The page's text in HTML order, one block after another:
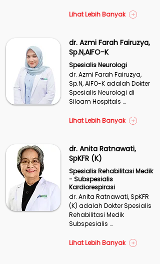
Putih. Beliau dapat
jantung dan pembuluh
darah.
Lihat Lebih Banyak
dr. Azmi Farah Fairuzya,
Sp.N,AIFO-K
Spesialis Neurologi
dr. Azmi Farah Fairuzya,
Sp.N, AIFO-K adalah Dokter
Spesialis Neurologi di
Siloam Hospitals
menangani kondisi
Lihat Lebih Banyak
dr. Anita Ratnawati,
SpKFR (K)
Spesialis Rehabilitasi Medik
- Subspesialis
Kardiorespirasi
dr. Anita Ratnawati, SpKFR
(K) adalah Dokter Spesialis
Rehabilitasi Medik
Subspesialis
Hospitals Agora Cempaka
Lihat Lebih Banyak